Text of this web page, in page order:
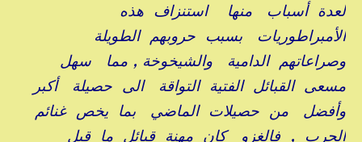
لعدة أسباب منها استنزاف هذه
الأمبراطوريات بسبب حروبهم الطويلة
وصراعاتهم الدامية والشيخوخة , مما سهل
مسعى القبائل الفتية التواقة الى حصيلة أكبر
وأفضل من حصيلات الماضي بما يخص غنائم
الحرب , فالغزو كان مهنة قبائل ما قبل